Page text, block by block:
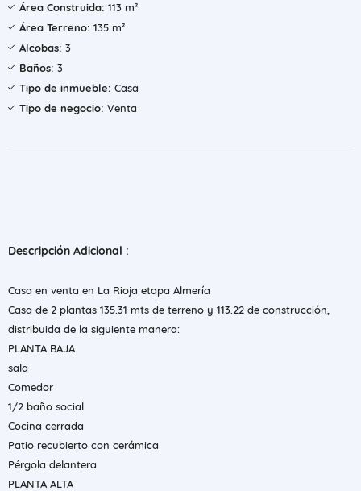
Área Construida: 113 m²
Área Terreno: 135 m²
Alcobas: 3
Baños: 3
Tipo de inmueble: Casa
Tipo de negocio: Venta
Descripción Adicional :
Casa en venta en La Rioja etapa Almería
Casa de 2 plantas 135.31 mts de terreno y 113.22 de construcción,
distribuida de la siguiente manera:
PLANTA BAJA
sala
Comedor
1/2 baño social
Cocina cerrada
Patio recubierto con cerámica
Pérgola delantera
PLANTA ALTA